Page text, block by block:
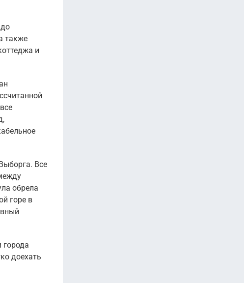
также
и
Все
обрела
горе в
города
доехать